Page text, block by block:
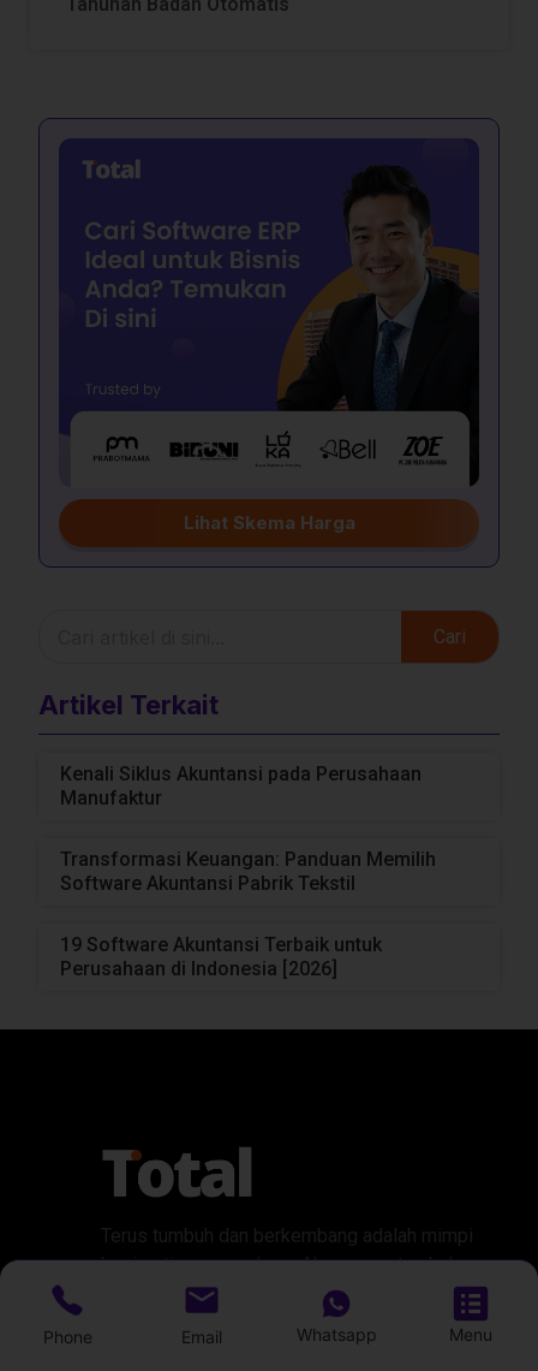
Lihat Skema Harga
Cari
Artikel Terkait
Kenali Siklus Akuntansi pada Perusahaan
Manufaktur
Transformasi Keuangan: Panduan Memilih
Software Akuntansi Pabrik Tekstil
19 Software Akuntansi Terbaik untuk
Perusahaan di Indonesia [2026]
Terus tumbuh dan berkembang adalah mimpi
bagi setiap perusahaan. Namun, pertumbuhan
ini tak jarang menjadikan pengelolaan bisnis
menjadi semakin kompleks.
Phone Email Whatsapp Menu